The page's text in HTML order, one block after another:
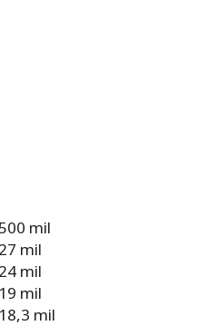
mil
mil
mil
mil
mil